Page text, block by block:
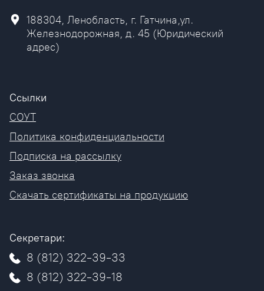
188304, Ленобласть, г. Гатчина,ул.
Железнодорожная, д. 45 (Юридический
адрес)
Ссылки
СОУТ
Политика конфиденциальности
Подписка на рассылку
Заказ звонка
Скачать сертификаты на продукцию
Секретари:
8 (812) 322-39-33
8 (812) 322-39-18